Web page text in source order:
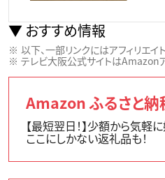
おすすめ情報
以下、一部リンクにはアフィリエイ
テレビ大阪公式サイトはAmazon
Amazon ふるさと納
【最短翌日！】少額から気軽
ここにしかない返礼品も！